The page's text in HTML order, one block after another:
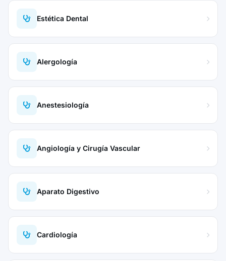
Estética Dental
Alergología
Anestesiología
Angiología y Cirugía Vascular
Aparato Digestivo
Cardiología